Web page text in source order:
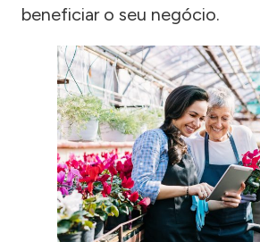
beneficiar o seu negócio.